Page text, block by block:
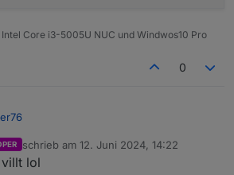
Core i3-5005U NUC und Windwos10 Pro
0
noch diese beiden Meldungen. Für
das es wichtig ist - ioB läuft auf einem
schrieb am 12. Juni 2024, 14:22
zuletzt editiert von
villt lol